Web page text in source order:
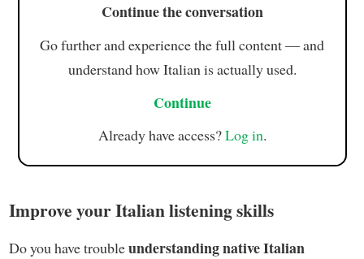
Continue the conversation
Go further and experience the full content — and
understand how Italian is actually used.
Continue
Already have access?Log in.
Improve your Italian listening skills
Do you have troubleunderstanding native Italian